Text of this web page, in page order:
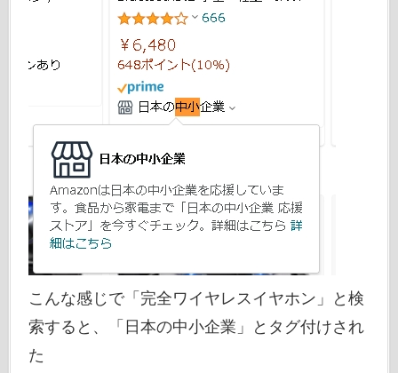
こんな感じで「完全ワイヤレスイヤホン」と検
索すると、「日本の中小企業」とタグ付けされ
た